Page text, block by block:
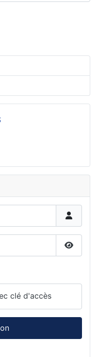
clé d'accès